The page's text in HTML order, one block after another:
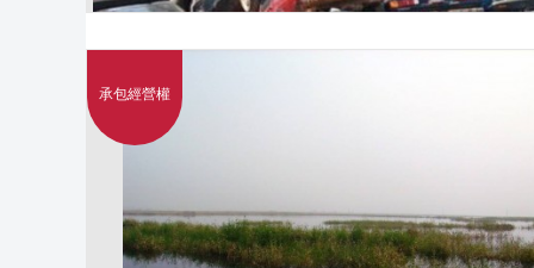
承包經營權